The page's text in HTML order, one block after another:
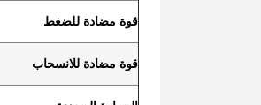
قوة مضادة للضغط
قوة مضادة للانسحاب